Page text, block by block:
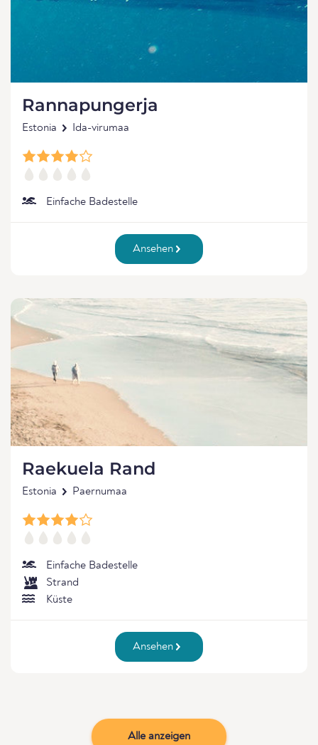
Rannapungerja
Estonia Ida-virumaa
Einfache Badestelle
Ansehen
Raekuela Rand
Estonia Paernumaa
Einfache Badestelle
Strand
Küste
Ansehen
Alle anzeigen